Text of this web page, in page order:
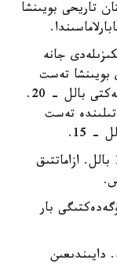
قازاقستان تاريحى بويىنشا
جانە
بويىنشا تەست
قازاق نەمەسە ورىس تىلىندە تاپسىرىلادى، شەكتى بالل - 20.
تەست
15.
جالپى تەستىلەۋدە ەڭ جوعارى ناتيجە - 100 بالل. ازاماتتىق
مۇگەدەكتىگى بار
قۇنى - 14693 تەڭگە. دايىندىعىن